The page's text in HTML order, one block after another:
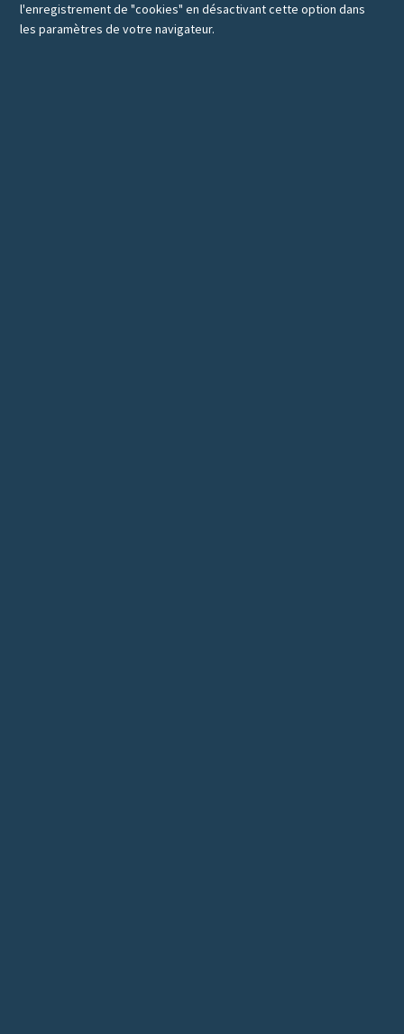
l'enregistrement de "cookies" en désactivant cette option dans
les paramètres de votre navigateur.